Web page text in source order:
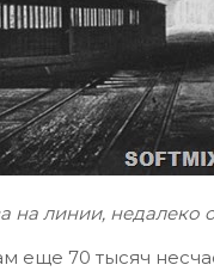
линии, недалеко
еще 70 тысяч